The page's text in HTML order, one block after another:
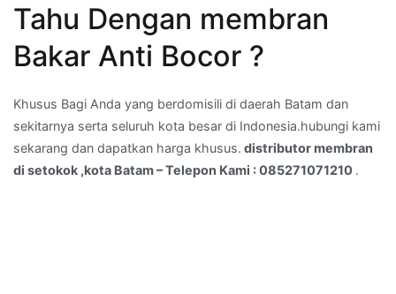
,kota
Batam
–
Kami
:
085271071210
Tahu Dengan membran
Bakar Anti Bocor ?
Khusus Bagi Anda yang berdomisili di daerah Batam dan
sekitarnya serta seluruh kota besar di Indonesia.hubungi kami
sekarang dan dapatkan harga khusus. distributor membran
di setokok ,kota Batam – Telepon Kami : 085271071210 .